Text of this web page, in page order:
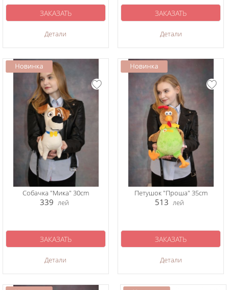
Детали
ЗАКАЗАТЬ
Детали
ЗАКАЗАТЬ
Собачка "Мика" 30cm
339 лей
Детали
ЗАКАЗАТЬ
Петушок "Проша" 35cm
513 лей
Детали
ЗАКАЗАТЬ